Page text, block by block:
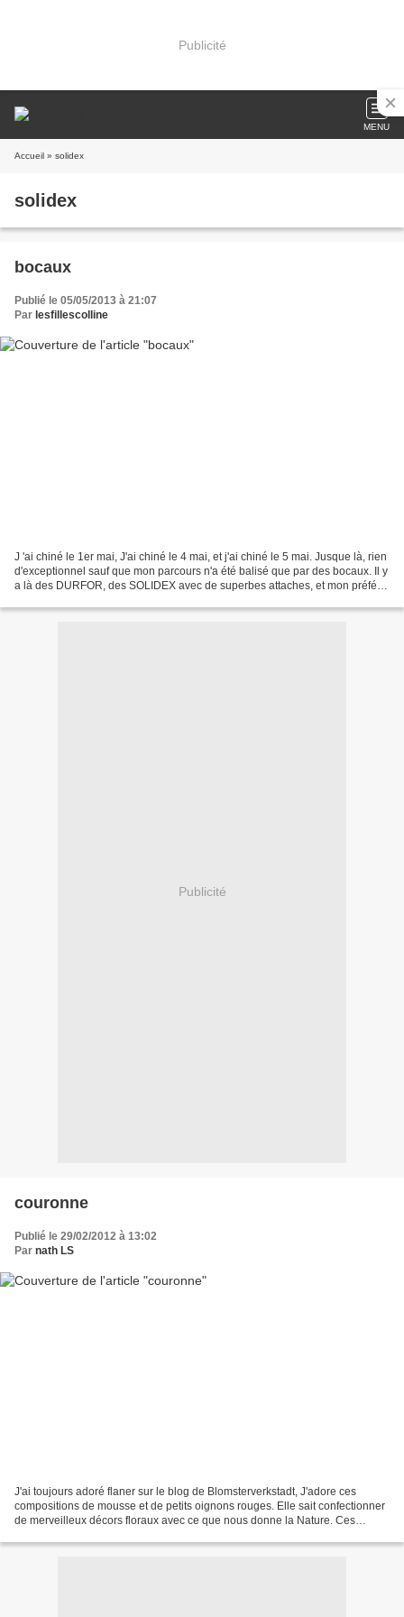
Publicité
MENU
Accueil » solidex
solidex
bocaux
Publié le 05/05/2013 à 21:07
Par lesfillescolline
J 'ai chiné le 1er mai, J'ai chiné le 4 mai, et j'ai chiné le 5 mai. Jusque là, rien
d'exceptionnel sauf que mon parcours n'a été balisé que par des bocaux. Il y
a là des DURFOR, des SOLIDEX avec de superbes attaches, et mon préféré
Publicité
couronne
Publié le 29/02/2012 à 13:02
Par nath LS
J'ai toujours adoré flaner sur le blog de Blomsterverkstadt, J'adore ces
compositions de mousse et de petits oignons rouges. Elle sait confectionner
de merveilleux décors floraux avec ce que nous donne la Nature. Ces